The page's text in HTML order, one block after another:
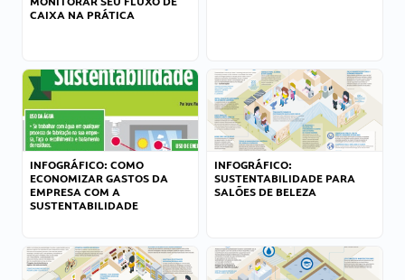
CAIXA NA PRÁTICA
INFOGRÁFICO: COMO
ECONOMIZAR GASTOS DA
EMPRESA COM A
SUSTENTABILIDADE
INFOGRÁFICO:
SUSTENTABILIDADE PARA
SALÕES DE BELEZA